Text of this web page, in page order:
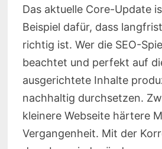
Das aktuelle Core-Update
Beispiel dafür, dass
richtig ist. Wer die SEO-
beachtet und perfekt auf
ausgerichtete Inhalte
nachhaltig durchsetzen.
kleinere Webseite härtere
Vergangenheit. Mit der